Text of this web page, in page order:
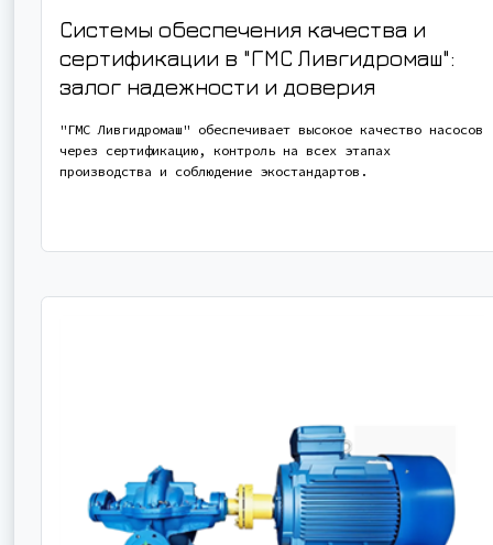
Системы обеспечения качества и
сертификации в "ГМС Ливгидромаш":
залог надежности и доверия
"ГМС Ливгидромаш" обеспечивает высокое качество насосов
через сертификацию, контроль на всех этапах
производства и соблюдение экостандартов.